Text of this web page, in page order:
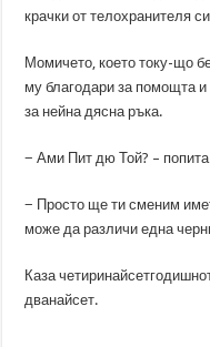
крачки от телохранителя
Момичето, което току-що
му благодари за помощта
за нейна дясна ръка.
− Ами Пит дю Той? –
− Просто ще ти сменим
може да различи една
Каза
дванайсет.